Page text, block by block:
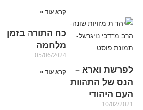
קרא עוד »
לפרשת וארא –
הנס של התהוות
העם היהודי
10/02/2021
כח התורה בזמן
מלחמה
05/06/2024
קרא עוד »